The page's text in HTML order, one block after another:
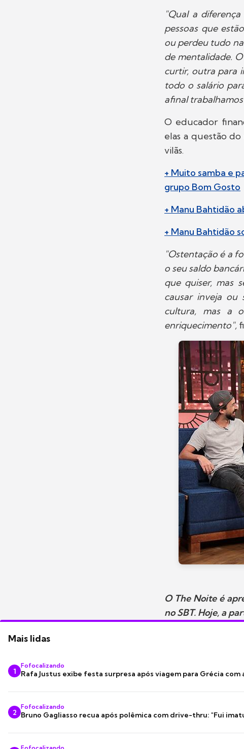
"Qual a
pessoas que
ou perdeu tudo
de mentalidade.
curtir, outra para
todo o salário
afinal
O educador
elas a questão
vilãs.
+ Muito samba e
grupo Bom Gosto
+ Manu Bahtidão
+ Manu Bahtidão
"Ostentação é a
o seu saldo
que quiser, mas
causar inveja ou
cultura, mas a
enriquecimento",
O The Noite é
no SBT. Hoje, a
Mais lidas
1
Fofocalizando
Rafa Justus exibe festa surpresa após viagem para Grécia com
2
Fofocalizando
Bruno Gagliasso recua após polêmica com drive-thru: "Fui